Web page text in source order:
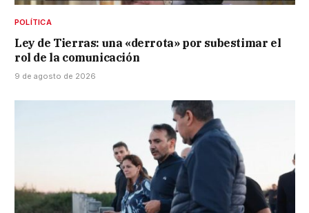
POLÍTICA
Ley de Tierras: una «derrota» por subestimar el
rol de la comunicación
9 de agosto de 2026